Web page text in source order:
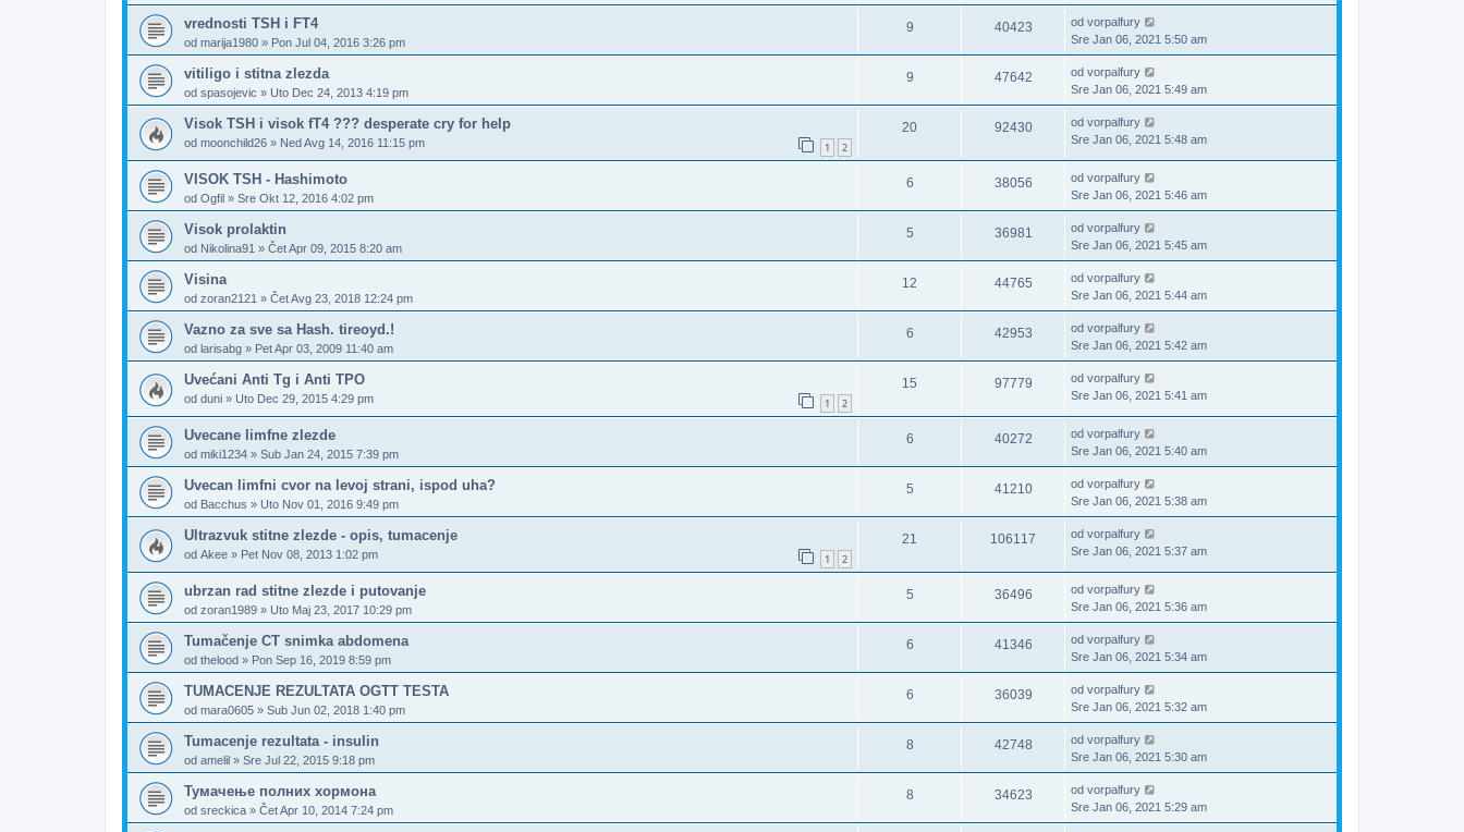
vrednosti TSH i FT4
od marija1980 » Pon Jul 04, 2016 3:26 pm
9 40423 od vorpalfury
Sre Jan 06, 2021 5:50 am
vitiligo i stitna zlezda
od spasojevic » Uto Dec 24, 2013 4:19 pm
9 47642 od vorpalfury
Sre Jan 06, 2021 5:49 am
Visok TSH i visok fT4 ??? desperate cry for help
od moonchild26 » Ned Avg 14, 2016 11:15 pm 1 2
20 92430 od vorpalfury
Sre Jan 06, 2021 5:48 am
VISOK TSH - Hashimoto
od Ogfil » Sre Okt 12, 2016 4:02 pm
6 38056 od vorpalfury
Sre Jan 06, 2021 5:46 am
Visok prolaktin
od Nikolina91 » Čet Apr 09, 2015 8:20 am
5 36981 od vorpalfury
Sre Jan 06, 2021 5:45 am
Visina
od zoran2121 » Čet Avg 23, 2018 12:24 pm
12 44765 od vorpalfury
Sre Jan 06, 2021 5:44 am
Vazno za sve sa Hash. tireoyd.!
od larisabg » Pet Apr 03, 2009 11:40 am
6 42953 od vorpalfury
Sre Jan 06, 2021 5:42 am
Uvećani Anti Tg i Anti TPO
od duni » Uto Dec 29, 2015 4:29 pm 1 2
15 97779 od vorpalfury
Sre Jan 06, 2021 5:41 am
Uvecane limfne zlezde
od miki1234 » Sub Jan 24, 2015 7:39 pm
6 40272 od vorpalfury
Sre Jan 06, 2021 5:40 am
Uvecan limfni cvor na levoj strani, ispod uha?
od Bacchus » Uto Nov 01, 2016 9:49 pm
5 41210 od vorpalfury
Sre Jan 06, 2021 5:38 am
Ultrazvuk stitne zlezde - opis, tumacenje
od Akee » Pet Nov 08, 2013 1:02 pm 1 2
21 106117 od vorpalfury
Sre Jan 06, 2021 5:37 am
ubrzan rad stitne zlezde i putovanje
od zoran1989 » Uto Maj 23, 2017 10:29 pm
5 36496 od vorpalfury
Sre Jan 06, 2021 5:36 am
Tumačenje CT snimka abdomena
od thelood » Pon Sep 16, 2019 8:59 pm
6 41346 od vorpalfury
Sre Jan 06, 2021 5:34 am
TUMACENJE REZULTATA OGTT TESTA
od mara0605 » Sub Jun 02, 2018 1:40 pm
6 36039 od vorpalfury
Sre Jan 06, 2021 5:32 am
Tumacenje rezultata - insulin
od amelil » Sre Jul 22, 2015 9:18 pm
8 42748 od vorpalfury
Sre Jan 06, 2021 5:30 am
Тумачење полних хормона
od sreckica » Čet Apr 10, 2014 7:24 pm
8 34623 od vorpalfury
Sre Jan 06, 2021 5:29 am